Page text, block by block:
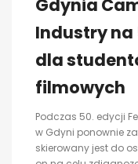
Gdynia
Industry na
dla
filmowych
Podczas 50. edycji
w Gdyni ponownie
skierowany jest do